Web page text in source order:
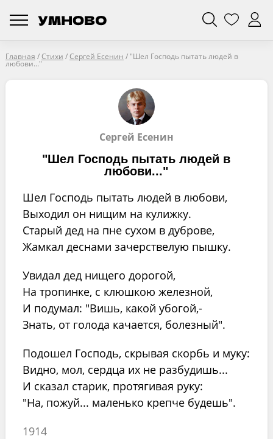
Главная /Стихи /Сергей Есенин / "Шел Господь пытать людей в
любови..."
Сергей Есенин
"Шел Господь пытать людей в
любови..."
Шел Господь пытать людей в любови,
Выходил он нищим на кулижку.
Старый дед на пне сухом в дуброве,
Жамкал деснами зачерствелую пышку.
Увидал дед нищего дорогой,
На тропинке, с клюшкою железной,
И подумал: "Вишь, какой убогой,-
Знать, от голода качается, болезный".
Подошел Господь, скрывая скорбь и муку:
Видно, мол, сердца их не разбудишь...
И сказал старик, протягивая руку:
"На, пожуй... маленько крепче будешь".
1914